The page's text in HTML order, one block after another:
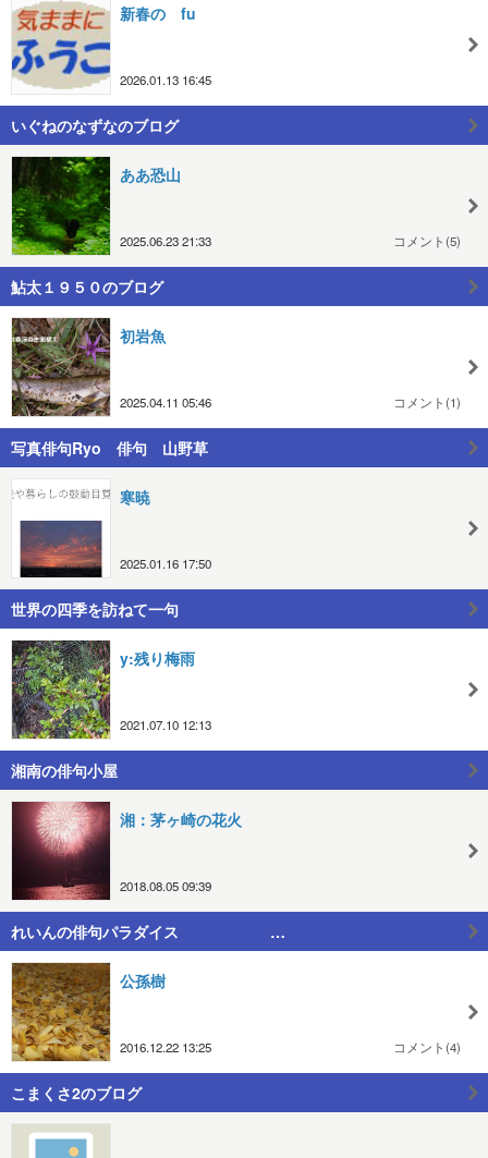
新春の fu
2026.01.13 16:45
いぐねのなずなのブログ
ああ恐山
2025.06.23 21:33 コメント(5)
鮎太１９５０のブログ
初岩魚
2025.04.11 05:46 コメント(1)
写真俳句Ryo 俳句 山野草
寒暁
2025.01.16 17:50
世界の四季を訪ねて一句
y:残り梅雨
2021.07.10 12:13
湘南の俳句小屋
湘：茅ヶ崎の花火
2018.08.05 09:39
れいんの俳句パラダイス …
公孫樹
2016.12.22 13:25 コメント(4)
こまくさ2のブログ